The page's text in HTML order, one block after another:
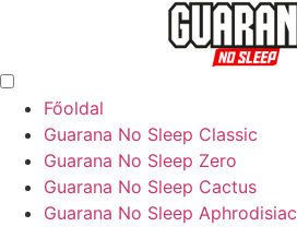
Főoldal
Guarana No Sleep Classic
Guarana No Sleep Zero
Guarana No Sleep Cactus
Guarana No Sleep Aphrodisiac